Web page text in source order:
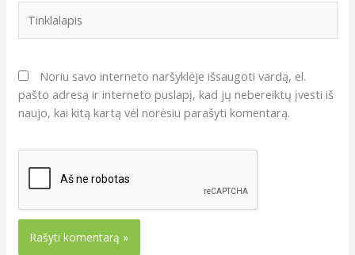
Noriu savo interneto naršyklėje išsaugoti vardą, el.
pašto adresą ir interneto puslapį, kad jų nebereiktų įvesti iš
naujo, kai kitą kartą vėl norėsiu parašyti komentarą.